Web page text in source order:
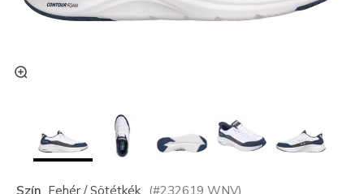
Szín Fehér / Sötétkék (#232619 WNV)